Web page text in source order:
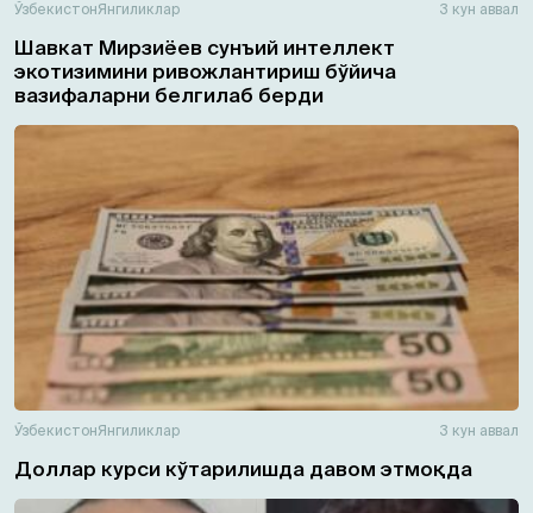
ЎзбекистонЯнгиликлар 3 кун аввал
Шавкат Мирзиёев сунъий интеллект
экотизимини ривожлантириш бўйича
вазифаларни белгилаб берди
ЎзбекистонЯнгиликлар 3 кун аввал
Доллар курси кўтарилишда давом этмоқда